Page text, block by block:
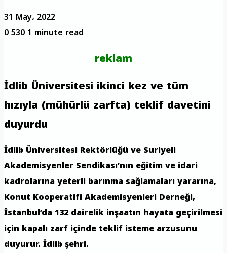
31 May، 2022
05301 minute read
reklam
İdlib Üniversitesi ikinci kez ve tüm
hızıyla (mühürlü zarfta) teklif davetini
duyurdu
İdlib Üniversitesi Rektörlüğü ve Suriyeli
Akademisyenler Sendikası’nın eğitim ve idari
kadrolarına yeterli barınma sağlamaları yararına,
Konut Kooperatifi Akademisyenleri Derneği,
İstanbul’da 132 dairelik inşaatın hayata geçirilmesi
için kapalı zarf içinde teklif isteme arzusunu
duyurur. İdlib şehri.